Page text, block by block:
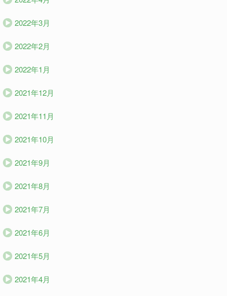
2022年3月
2022年2月
2022年1月
2021年12月
2021年11月
2021年10月
2021年9月
2021年8月
2021年7月
2021年6月
2021年5月
2021年4月